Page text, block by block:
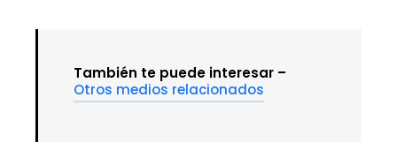
También te puede interesar –
Otros medios relacionados